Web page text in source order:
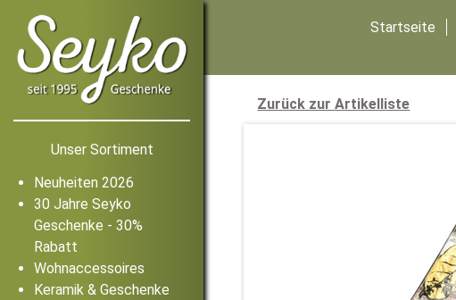
Unser Sortiment
Neuheiten 2026
30 Jahre Seyko
Geschenke - 30%
Rabatt
Wohnaccessoires
Keramik & Geschenke
Startseite
Zurück zur Artikelliste